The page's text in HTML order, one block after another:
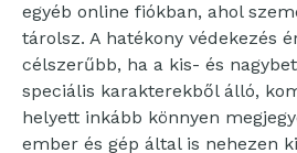
egyéb online fiókban, ahol
tárolsz. A hatékony védekezés
célszerűbb, ha a kis- és
speciális karakterekből álló,
helyett inkább könnyen
ember és gép által is nehezen